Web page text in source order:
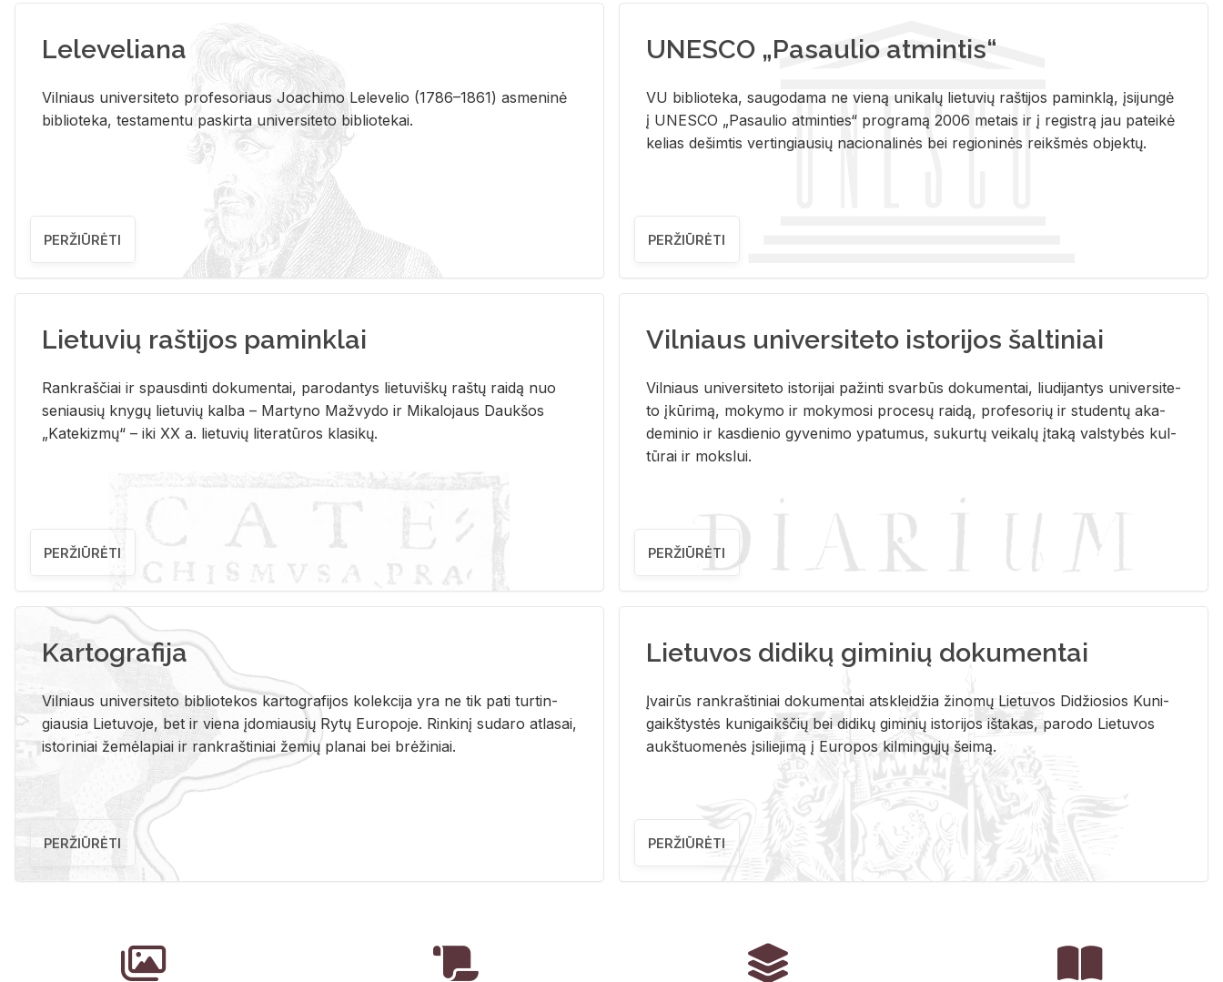
Leleveliana
Vil­niaus uni­ver­si­te­to pro­fe­so­riaus Jo­a­chi­mo Le­le­ve­lio (1786–1861) as­me­ni­nė
bi­b­lio­te­ka, te­sta­men­tu pa­skir­ta uni­ver­si­te­to bi­b­lio­te­kai.
PERŽIŪRĖTI
UNESCO „Pasaulio atmintis“
VU biblioteka, saugodama ne vieną unikalų lietuvių raštijos paminklą, įsijungė
į UNESCO „Pasaulio atminties“ programą 2006 metais ir į registrą jau pateikė
kelias dešimtis vertingiausių nacionalinės bei regioninės reikšmės objektų.
PERŽIŪRĖTI
Lietuvių raštijos paminklai
Rank­raš­čiai ir spaus­din­ti do­ku­men­tai, pa­ro­dan­tys lie­tu­viš­kų raš­tų rai­dą nuo
se­niau­sių kny­gų lie­tu­vių kal­ba – Mar­ty­no Ma­žvy­do ir Mi­ka­lo­jaus Dauk­šos
„Ka­te­kiz­mų“ – iki XX a. lie­tu­vių li­te­ra­tū­ros kla­si­kų.
PERŽIŪRĖTI
Vilniaus universiteto istorijos šaltiniai
Vil­niaus uni­ver­si­te­to is­to­ri­jai pa­žin­ti svar­būs do­ku­men­tai, liu­di­jan­tys uni­ver­si­te­
to įkū­ri­mą, mo­ky­mo ir mo­ky­mo­si pro­ce­sų rai­dą, pro­fe­so­rių ir stu­den­tų aka­
de­mi­nio ir kas­die­nio gy­ve­ni­mo ypa­tu­mus, su­kur­tų vei­ka­lų įta­ką vals­ty­bės kul­
tū­rai ir moks­lui.
PERŽIŪRĖTI
Kartografija
Vil­niaus uni­ver­si­te­to bi­b­lio­te­kos kar­to­gra­fi­jos ko­lek­ci­ja yra ne tik pati tur­tin­
giau­sia Lie­tu­vo­je, bet ir vie­na įdo­miau­sių Rytų Eu­ro­po­je. Rin­ki­nį su­da­ro at­la­sai,
is­to­ri­niai že­mė­la­piai ir rank­raš­ti­niai že­mių pla­nai bei brė­ži­niai.
PERŽIŪRĖTI
Lietuvos didikų giminių dokumentai
Įvai­rūs rank­raš­ti­niai do­ku­men­tai at­sklei­džia ži­no­mų Lie­tu­vos Di­džio­sios Ku­ni­
gaikš­tys­tės ku­ni­gaikš­čių bei di­di­kų gi­mi­nių is­to­ri­jos iš­ta­kas, pa­ro­do Lie­tu­vos
aukš­tuo­me­nės įsi­lie­ji­mą į Eu­ro­pos kil­min­gų­jų šei­mą.
PERŽIŪRĖTI